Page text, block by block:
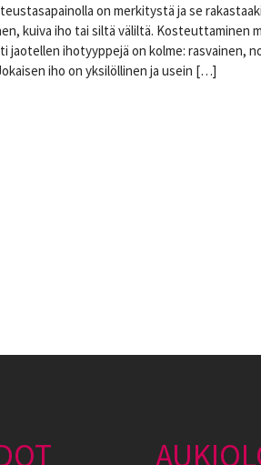
on merkitystä ja se
kuiva iho tai siltä väliltä. Kosteuttaminen
jaotellen ihotyyppejä on kolme: rasvainen,
iho on yksilöllinen ja usein […]